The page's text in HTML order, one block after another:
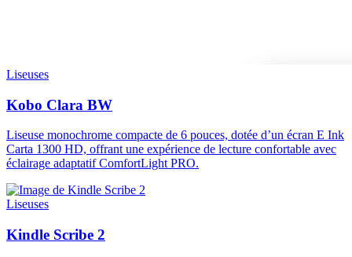
Liseuses
Kobo Clara BW
Liseuse monochrome compacte de 6 pouces, dotée d’un écran E Ink
Carta 1300 HD, offrant une expérience de lecture confortable avec
éclairage adaptatif ComfortLight PRO.
Liseuses
Kindle Scribe 2